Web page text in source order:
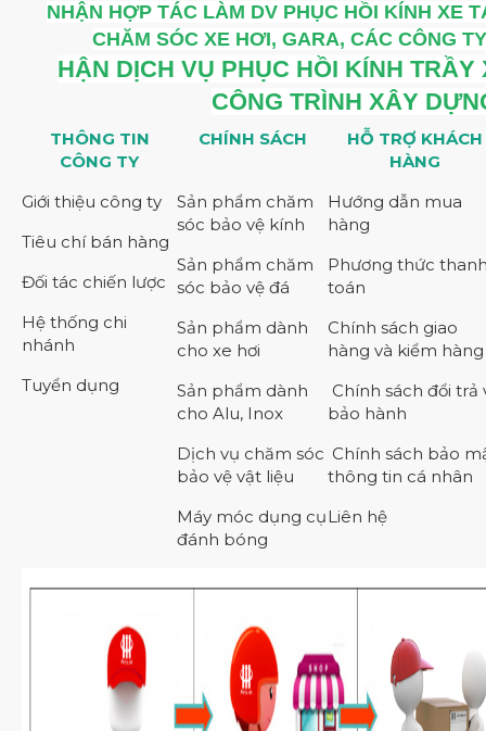
NHẬN HỢP TÁC LÀM DV PHỤC HỒI KÍNH XE
CHĂM SÓC XE HƠI, GARA, CÁC CÔNG
HẬN DỊCH VỤ PHỤC HỒI KÍNH
CÔNG TRÌNH XÂY
THÔNG TIN
CÔNG TY
CHÍNH SÁCH
HỖ TRỢ KHÁCH
HÀNG
Giới thiệu công ty
Tiêu chí bán hàng
Đối tác chiến lược
Hệ thống chi
nhánh
Tuyển dụng
Sản phẩm chăm
sóc bảo vệ kính
Sản phẩm chăm
sóc bảo vệ đá
Sản phẩm dành
cho xe hơi
Sản phẩm dành
cho Alu, Inox
Dịch vụ chăm sóc
bảo vệ vật liệu
Máy móc dụng cụ
đánh bóng
Hướng dẫn mua
hàng
Phương thức
toán
Chính sách giao
hàng và kiểm hàng
Chính sách đổi trả
bảo hành
Chính sách bảo
thông tin cá nhân
Liên hệ